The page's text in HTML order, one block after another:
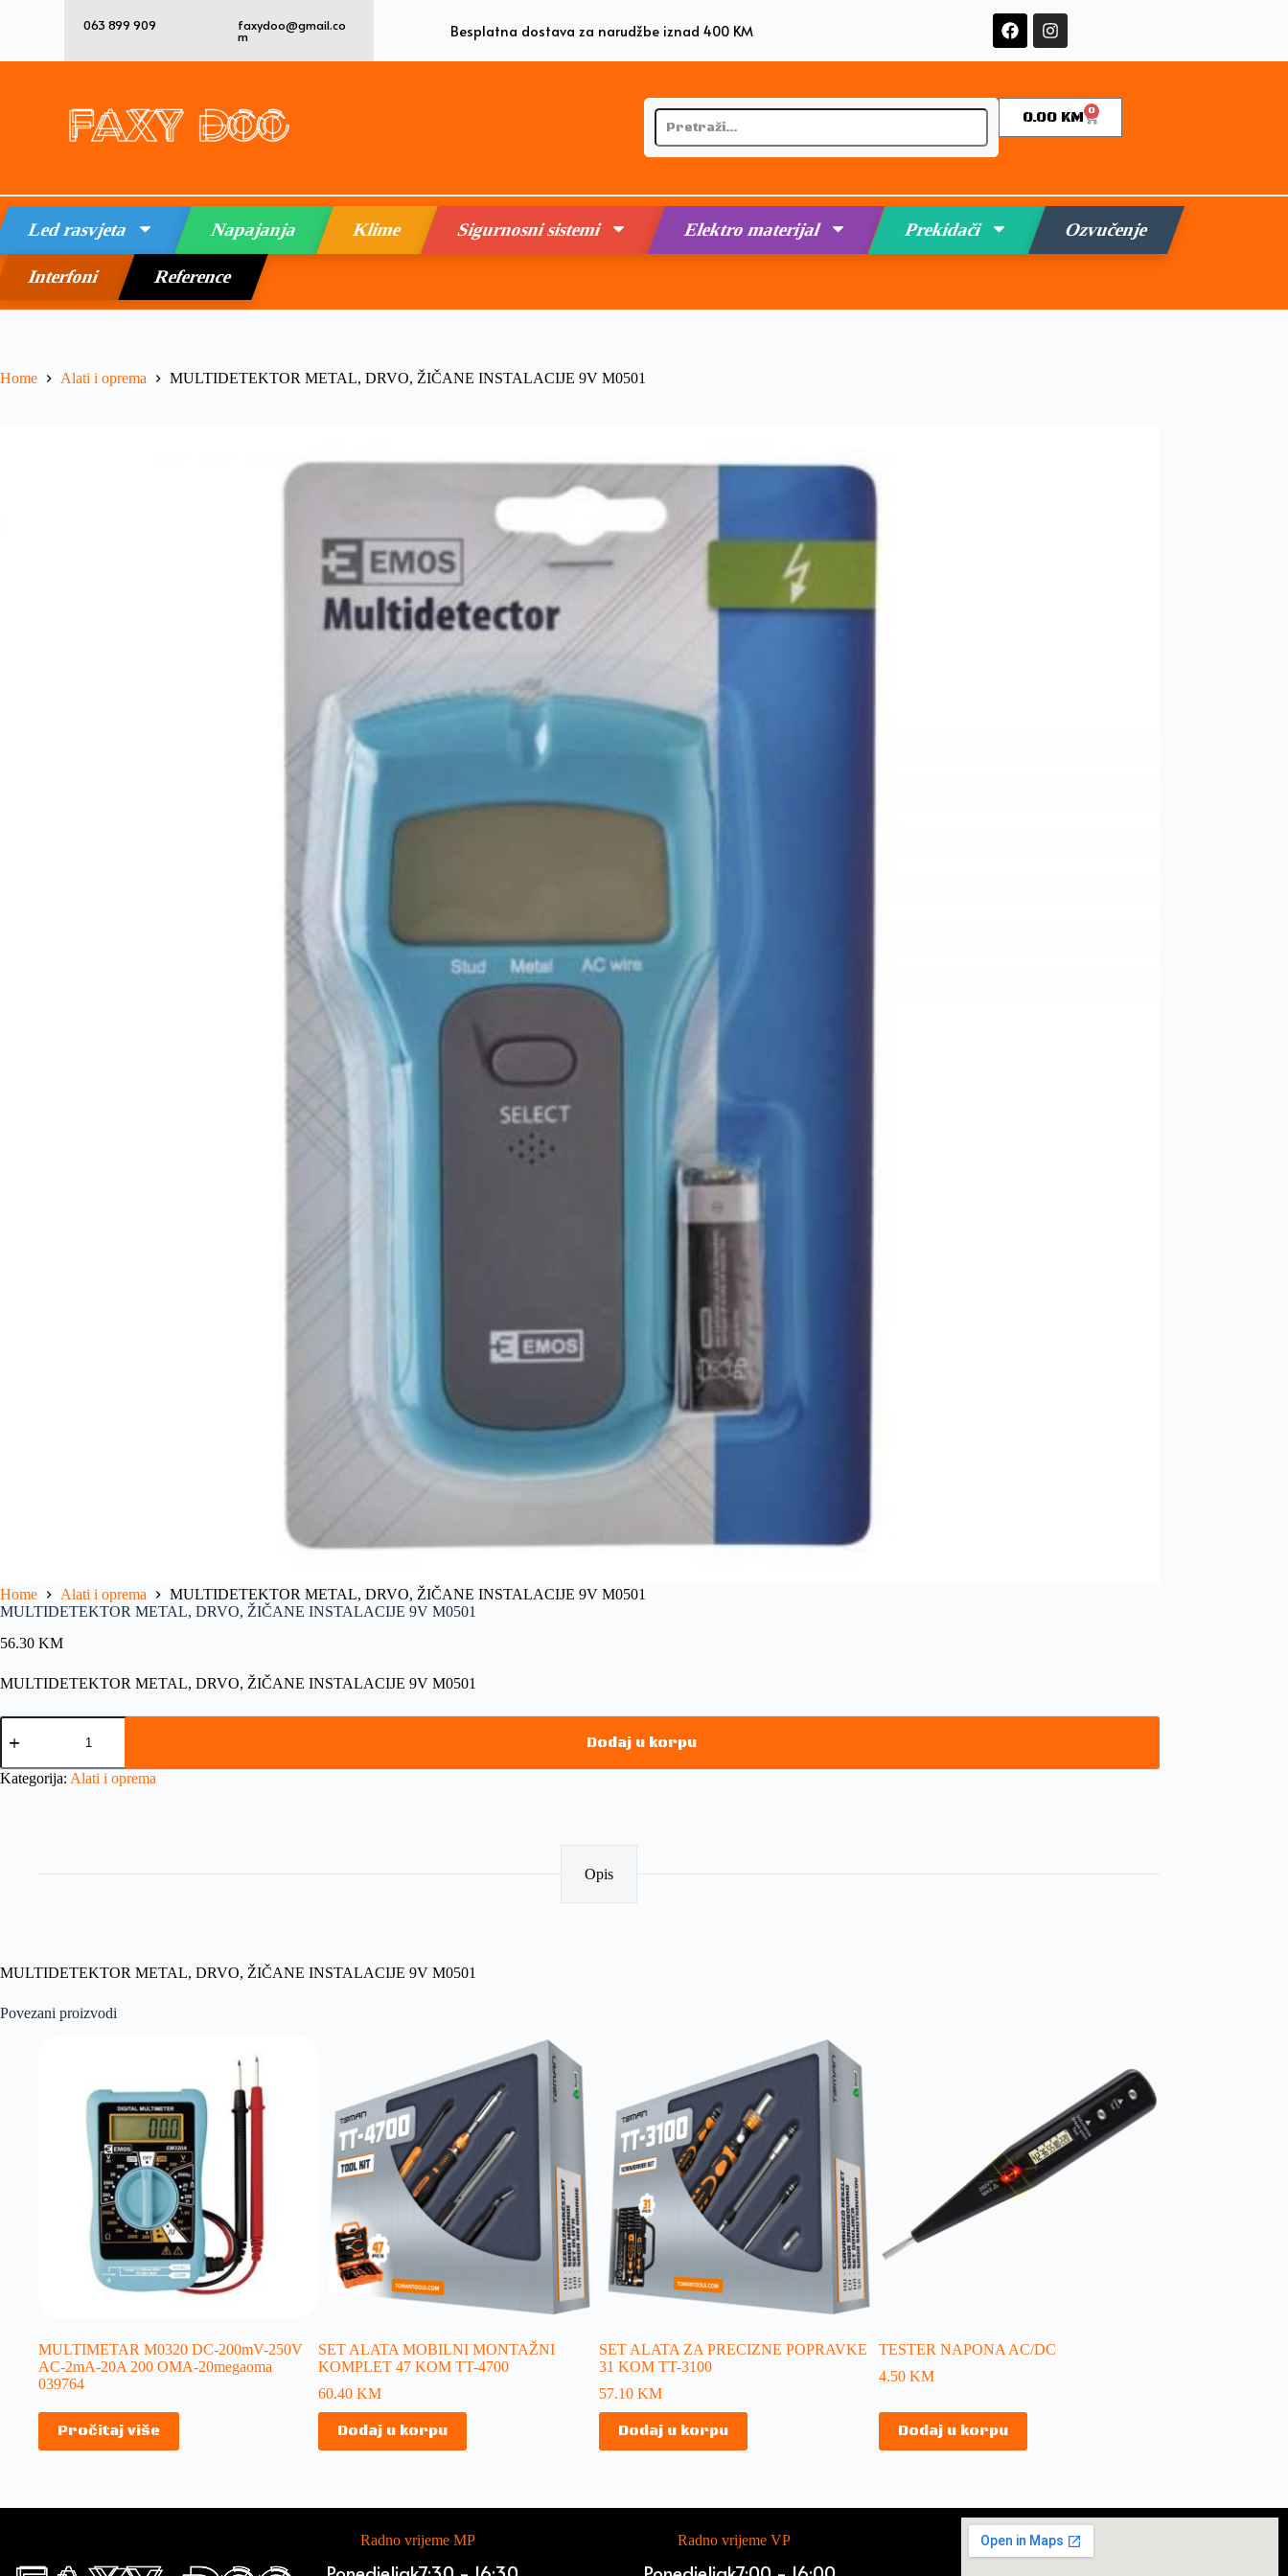
063 899 909 faxydoo@gmail.co
m Besplatna dostava za narudžbe iznad 400 KM
0.00 KM 0
Led rasvjeta Napajanja Klime Sigurnosni sistemi Elektro materijal Prekidači Ozvučenje
Interfoni Reference
Home Alati i oprema MULTIDETEKTOR METAL, DRVO, ŽIČANE INSTALACIJE 9V M0501
Home Alati i oprema
MULTIDETEKTOR METAL, DRVO, ŽIČANE INSTALACIJE 9V M0501
MULTIDETEKTOR METAL, DRVO, ŽIČANE INSTALACIJE 9V M0501
56.30 KM
MULTIDETEKTOR METAL, DRVO, ŽIČANE INSTALACIJE 9V M0501
Dodaj u korpu
Kategorija: Alati i oprema
Opis
MULTIDETEKTOR METAL, DRVO, ŽIČANE INSTALACIJE 9V M0501
Povezani proizvodi
MULTIMETAR M0320 DC-200mV-250V
AC-2mA-20A 200 OMA-20megaoma
039764
Pročitaj više
SET ALATA MOBILNI MONTAŽNI
KOMPLET 47 KOM TT-4700
60.40KM
Dodaj u korpu
SET ALATA ZA PRECIZNE POPRAVKE
31 KOM TT-3100
57.10 KM
Dodaj u korpu
TESTER NAPONA AC/DC
4.50KM
Dodaj u korpu
Radno vrijeme MP Radno vrijeme VP